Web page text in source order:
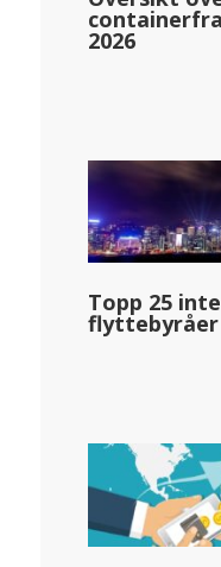
63 650 dollar
2026
Topp 25